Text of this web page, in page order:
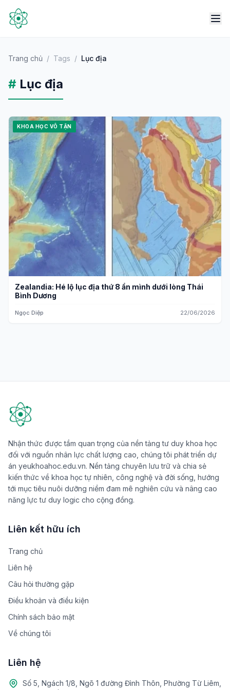
Trang chủ / Tags / Lục địa
# Lục địa
KHOA HỌC VÔ TẬN
Zealandia: Hé lộ lục địa thứ 8 ẩn mình dưới lòng Thái
Bình Dương
Ngọc Diệp 22/06/2026
Nhận thức được tầm quan trọng của nền tảng tư duy khoa học
đối với nguồn nhân lực chất lượng cao, chúng tôi phát triển dự
án yeukhoahoc.edu.vn. Nền tảng chuyên lưu trữ và chia sẻ
kiến thức về khoa học tự nhiên, công nghệ và đời sống, hướng
tới mục tiêu nuôi dưỡng niềm đam mê nghiên cứu và nâng cao
năng lực tư duy logic cho cộng đồng.
Liên kết hữu ích
Trang chủ
Liên hệ
Câu hỏi thường gặp
Điều khoản và điều kiện
Chính sách bảo mật
Về chúng tôi
Liên hệ
Số 5, Ngách 1/8, Ngõ 1 đường Đình Thôn, Phường Từ Liêm,